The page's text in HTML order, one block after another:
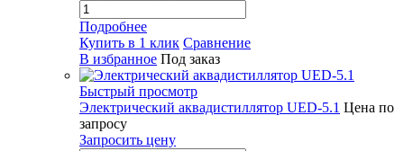
Подробнее
Купить в 1 клик Сравнение
В избранное Под заказ
Быстрый просмотр
Электрический аквадистиллятор UED-5.1 Цена по
запросу
Запросить цену